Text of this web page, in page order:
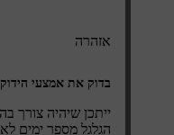
אזהרה
בדוק את אמצעי
ייתכן שיהיה צורך
הגלגל מספר ימים